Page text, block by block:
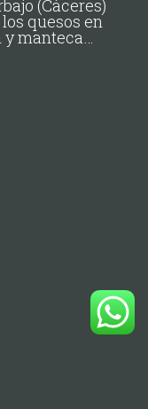
(Cáceres)
quesos en
y manteca…